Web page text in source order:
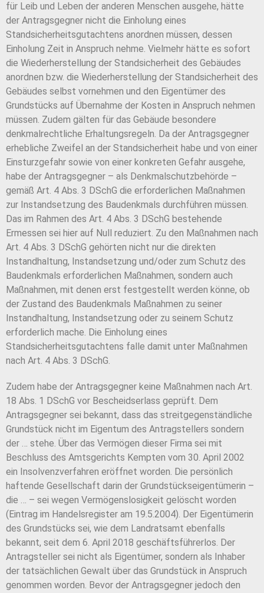
für Leib und Leben der anderen Menschen ausgehe, hätte
der Antragsgegner nicht die Einholung eines
Standsicherheitsgutachtens anordnen müssen, dessen
Einholung Zeit in Anspruch nehme. Vielmehr hätte es sofort
die Wiederherstellung der Standsicherheit des Gebäudes
anordnen bzw. die Wiederherstellung der Standsicherheit des
Gebäudes selbst vornehmen und den Eigentümer des
Grundstücks auf Übernahme der Kosten in Anspruch nehmen
müssen. Zudem gälten für das Gebäude besondere
denkmalrechtliche Erhaltungsregeln. Da der Antragsgegner
erhebliche Zweifel an der Standsicherheit habe und von einer
Einsturzgefahr sowie von einer konkreten Gefahr ausgehe,
habe der Antragsgegner – als Denkmalschutzbehörde –
gemäß Art. 4 Abs. 3 DSchG die erforderlichen Maßnahmen
zur Instandsetzung des Baudenkmals durchführen müssen.
Das im Rahmen des Art. 4 Abs. 3 DSchG bestehende
Ermessen sei hier auf Null reduziert. Zu den Maßnahmen nach
Art. 4 Abs. 3 DSchG gehörten nicht nur die direkten
Instandhaltung, Instandsetzung und/oder zum Schutz des
Baudenkmals erforderlichen Maßnahmen, sondern auch
Maßnahmen, mit denen erst festgestellt werden könne, ob
der Zustand des Baudenkmals Maßnahmen zu seiner
Instandhaltung, Instandsetzung oder zu seinem Schutz
erforderlich mache. Die Einholung eines
Standsicherheitsgutachtens falle damit unter Maßnahmen
nach Art. 4 Abs. 3 DSchG.
Zudem habe der Antragsgegner keine Maßnahmen nach Art.
18 Abs. 1 DSchG vor Bescheidserlass geprüft. Dem
Antragsgegner sei bekannt, dass das streitgegenständliche
Grundstück nicht im Eigentum des Antragstellers sondern
der … stehe. Über das Vermögen dieser Firma sei mit
Beschluss des Amtsgerichts Kempten vom 30. April 2002
ein Insolvenzverfahren eröffnet worden. Die persönlich
haftende Gesellschaft darin der Grundstückseigentümerin –
die … – sei wegen Vermögenslosigkeit gelöscht worden
(Eintrag im Handelsregister am 19.5.2004). Der Eigentümerin
des Grundstücks sei, wie dem Landratsamt ebenfalls
bekannt, seit dem 6. April 2018 geschäftsführerlos. Der
Antragsteller sei nicht als Eigentümer, sondern als Inhaber
der tatsächlichen Gewalt über das Grundstück in Anspruch
genommen worden. Bevor der Antragsgegner jedoch den